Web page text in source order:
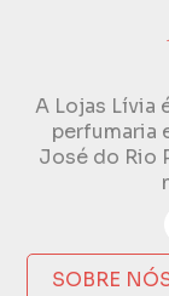
A Lojas Lívia
perfumaria
José do Rio
SOBRE